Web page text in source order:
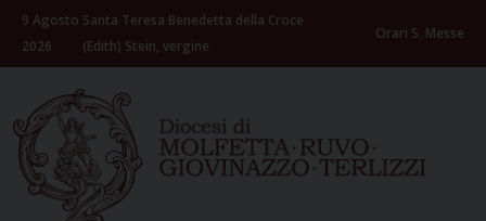
Skip
content
9 Agosto
2026
Santa Teresa Benedetta della Croce
(Edith) Stein, vergine
Orari S. Messe